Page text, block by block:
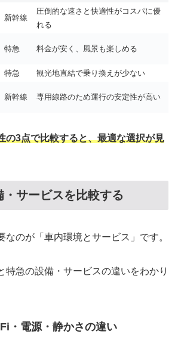
新幹線
圧倒的な速さと快適性がコスパに優
れる
特急 料金が安く、風景も楽しめる
特急
観光地直結で乗り換えが少ない
新幹線 専用線路のため運行の安定性が高い
の3点で比較すると、最適な選択が見
サービスを比較する
なのが「車内環境とサービス」です。
特急の設備・サービスの違いをわかり
・電源・静かさの違い